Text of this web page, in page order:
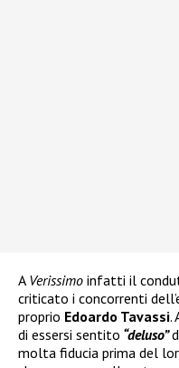
A Verissimo infatti il
criticato i concorrenti
proprio Edoardo Tavassi.
di essersi sentito “deluso”
molta fiducia prima del